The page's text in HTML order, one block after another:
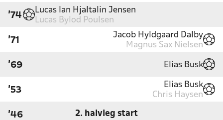
'74
Lucas Ian Hjaltalin Jensen
Lucas Bylod Poulsen
'71
Jacob Hyldgaard Dalby
Magnus Sax Nielsen
'69 Elias Busk
'53
Elias Busk
Chris Haysen
'46 2. halvleg start